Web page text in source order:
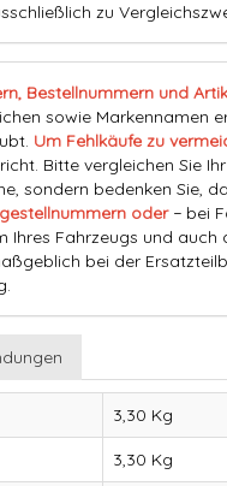
zu
Bestellnummern und
sowie Markennamen
Um Fehlkäufe zu
Bitte vergleichen Sie
sondern bedenken Sie,
oder− bei
Ihres Fahrzeugs und
bei der
3,30 Kg
3,30 Kg